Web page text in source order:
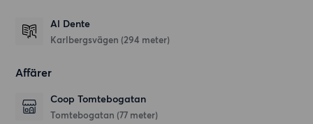
Al Dente
Karlbergsvägen (294 meter)
Affärer
Coop Tomtebogatan
Tomtebogatan (77 meter)